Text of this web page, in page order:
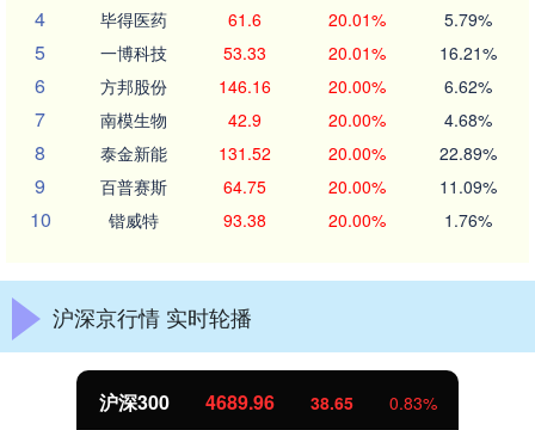
4 毕得医药 61.6 20.01% 5.79%
5 一博科技 53.33 20.01% 16.21%
6 方邦股份 146.16 20.00% 6.62%
7 南模生物 42.9 20.00% 4.68%
8 泰金新能 131.52 20.00% 22.89%
9 百普赛斯 64.75 20.00% 11.09%
10 锴威特 93.38 20.00% 1.76%
沪深京行情 实时轮播
沪深300 4689.96 38.65 0.83%